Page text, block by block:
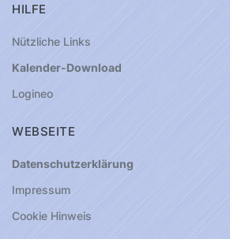
HILFE
Nützliche Links
Kalender-Download
Logineo
WEBSEITE
Datenschutzerklärung
Impressum
Cookie Hinweis